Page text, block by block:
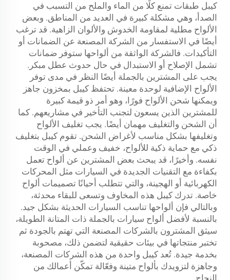
كيبل طبقات تمنع كلًا من الماء والملح من التسبب في
الصدأ، وهي مشكلة كبيرة في العديد من المناطق. وبعض
الألواح مطلية لمقاومة الخدوش والألوان الزاهية. قد ترغب
أيضًا في الاستفسار من الشركة المصنعة عن الضمانات أو
التأكيدات. فالشركة الواثقة من ألواحها ستوفر ضمانات
تشمل الإصلاح أو الاستبدال في حال حدوث عطل مبكر.
يجب على المشترين بالجملة أيضًا النظر في مدى توفر
الألواح الإضافية لوحدة معينة. تحتفظ كيبل بمخزون جاهز
ويمكنها شحن الألواح فورًا، وهو أمر ذو قيمة كبيرة
للمشترين الذين يسعون لتجنب التأخير في مشاريعهم. كما
أن الشحن والتغليف مهمان أيضًا. يجب تغليف الألواح
وتغليفها بشكل مناسب لأغراض الشحن. تقوم كيبل بتغليف
ذكي مع حماية ذكية للألواح، خفيف وعملي في الوقت
نفسه. وأخيرًا، قد يبحث بعض المشترين عن ألواح تعمل
بكفاءة مع التقنيات الجديدة في السيارات مثل المحركات
الكهربائية أو الهجينة، والتي تتطلب أحيانًا تصميمات ألواح
خاصة. تدرك كيبل هذه المخاوف وتسعى للبقاء محدثة،
وبالتالي فإن ألواحها تناسب السيارات الحديثة بشكل جيد.
بالنسبة لأفضل ألواح سيارات بالجملة ذات المتانة الطويلة،
سيثق المشترون بالشركات المصنعة التي تهتم بالجودة ثم
تختبر منتجاتها في بيئات حقيقية لتضمن ذلك، مصحوبة
بخدمة جيدة. تُعد كيبل واحدة من هذه الشركات المصنعة،
وجاهزة لتزويدك بألواح متينة وفعّالة تمكّن أعمالك من
النجاح.